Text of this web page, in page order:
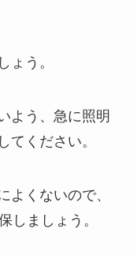
ょう。
よう、急に照明
てください。
よくないので、
しましょう。